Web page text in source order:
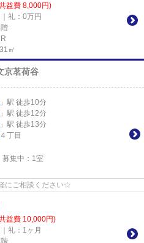
益費 8,000円)
礼：0万円
㎡
京茗荷谷
」駅 徒歩10分
」駅 徒歩12分
」駅 徒歩13分
４丁目
集中： 1室
にご相談ください☆
益費 10,000円)
礼：1ヶ月